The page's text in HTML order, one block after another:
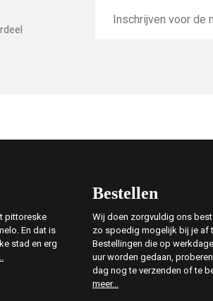
mailadres
pittoreske
En dat is
stad en erg
Bestellen
Wij doen zorgvuldig ons
zo spoedig mogelijk bij je af
Bestellingen die op
uur worden gedaan,
dag nog te verzenden of te
meer...